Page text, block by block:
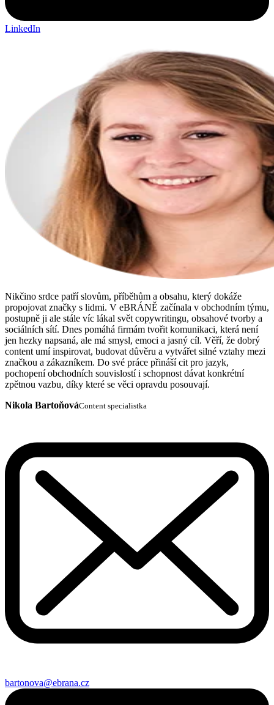
LinkedIn
Nikčino srdce patří slovům, příběhům a obsahu, který dokáže
propojovat značky s lidmi. V eBRÁNĚ začínala v obchodním týmu,
postupně ji ale stále víc lákal svět copywritingu, obsahové tvorby a
sociálních sítí. Dnes pomáhá firmám tvořit komunikaci, která není
jen hezky napsaná, ale má smysl, emoci a jasný cíl. Věří, že dobrý
content umí inspirovat, budovat důvěru a vytvářet silné vztahy mezi
značkou a zákazníkem. Do své práce přináší cit pro jazyk,
pochopení obchodních souvislostí i schopnost dávat konkrétní
zpětnou vazbu, díky které se věci opravdu posouvají.
Nikola BartoňováContent specialistka
bartonova@ebrana.cz